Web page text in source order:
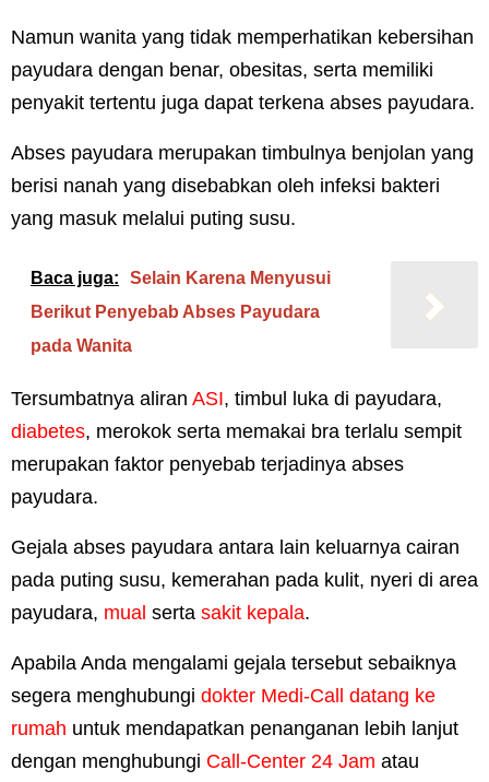
Namun wanita yang tidak memperhatikan kebersihan
payudara dengan benar, obesitas, serta memiliki
penyakit tertentu juga dapat terkena abses payudara.
Abses payudara merupakan timbulnya benjolan yang
berisi nanah yang disebabkan oleh infeksi bakteri
yang masuk melalui puting susu.
Baca juga:
Selain Karena Menyusui
Berikut Penyebab Abses Payudara
pada Wanita
Tersumbatnya aliran ASI, timbul luka di payudara,
diabetes, merokok serta memakai bra terlalu sempit
merupakan faktor penyebab terjadinya abses
payudara.
Gejala abses payudara antara lain keluarnya cairan
pada puting susu, kemerahan pada kulit, nyeri di area
payudara, mual serta sakit kepala.
Apabila Anda mengalami gejala tersebut sebaiknya
segera menghubungi dokter Medi-Call datang ke
rumah untuk mendapatkan penanganan lebih lanjut
dengan menghubungi Call-Center 24 Jam atau